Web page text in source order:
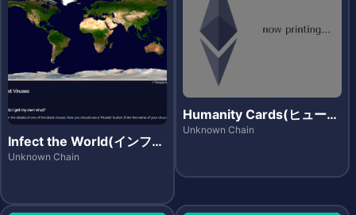
Infect the World(インフェ
クト・ザ・ワールド)
Unknown Chain
Humanity Cards(ヒューマ
ニティカーズ)
Unknown Chain